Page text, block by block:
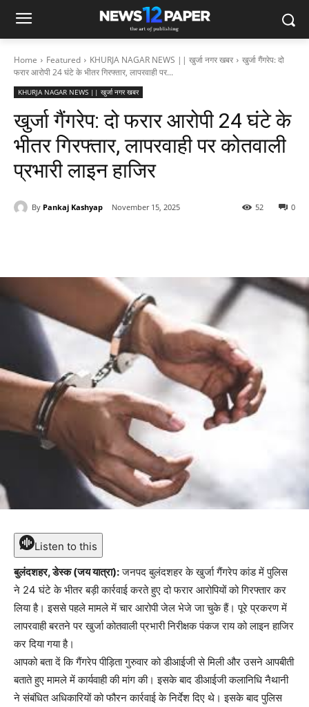
Home Featured KHURJA NAGAR NEWS || खुर्जा नगर खबर
खुर्जा गैंगरेप: दो
फरार आरोपी 24 घंटे के भीतर गिरफ्तार, लापरवाही पर...
KHURJA NAGAR NEWS || खुर्जा नगर खबर
खुर्जा गैंगरेप: दो फरार आरोपी 24 घंटे के
भीतर गिरफ्तार, लापरवाही पर कोतवाली
प्रभारी लाइन हाजिर
By Pankaj Kashyap November 15, 2025 0
52
Listen to this
बुलंदशहर, डेस्क (जय यात्रा):जनपद बुलंदशहर के खुर्जा गैंगरेप कांड में पुलिस
ने 24 घंटे के भीतर बड़ी कार्रवाई करते हुए दो फरार आरोपियों को गिरफ्तार कर
लिया है। इससे पहले मामले में चार आरोपी जेल भेजे जा चुके हैं। पूरे प्रकरण में
लापरवाही बरतने पर खुर्जा कोतवाली प्रभारी निरीक्षक पंकज राय को लाइन हाजिर
कर दिया गया है।
आपको बता दें कि गैंगरेप पीड़िता गुरुवार को डीआईजी से मिली और उसने आपबीती
बताते हुए मामले में कार्यवाही की मांग की। इसके बाद डीआईजी कलानिधि नैथानी
ने संबंधित अधिकारियों को फौरन कार्रवाई के निर्देश दिए थे। इसके बाद पुलिस